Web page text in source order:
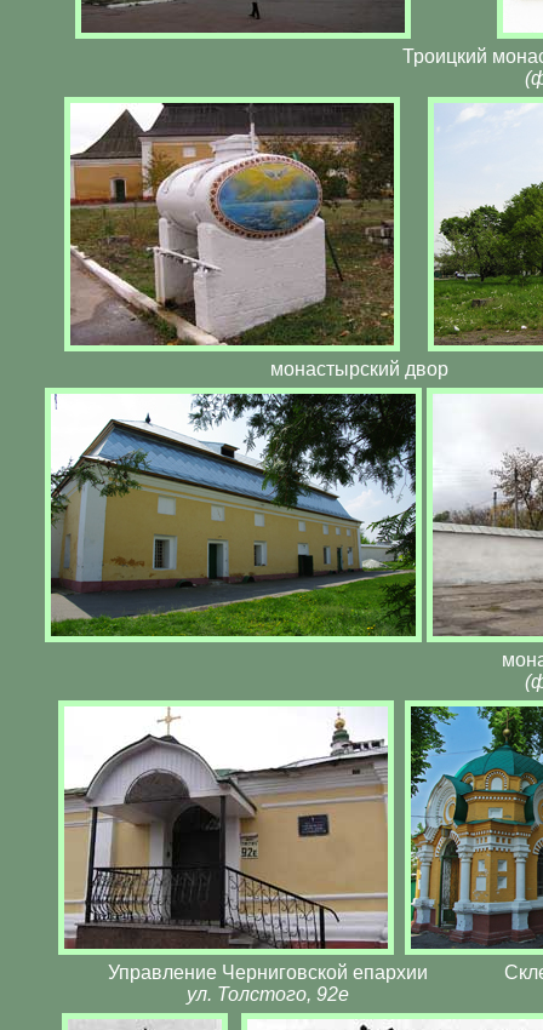
Троицкий
монастырский двор
Управление Черниговской епархии
ул. Толстого, 92е